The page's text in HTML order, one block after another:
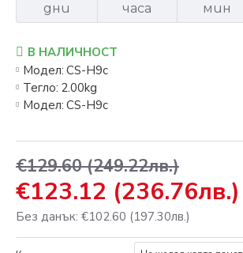
дни часа мин
€129.60(249.22лв.)
€123.12 (236.76лв.)
Без данък: €102.60 (197.30лв.)
В НАЛИЧНОСТ
Модел: CS-H9c
Тегло: 2.00kg
Модел: CS-H9c